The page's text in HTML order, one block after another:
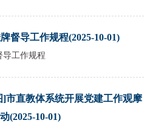
督导工作规程(2025-10-01)
导工作规程
]市直教体系统开展党建工作观摩
(2025-10-01)